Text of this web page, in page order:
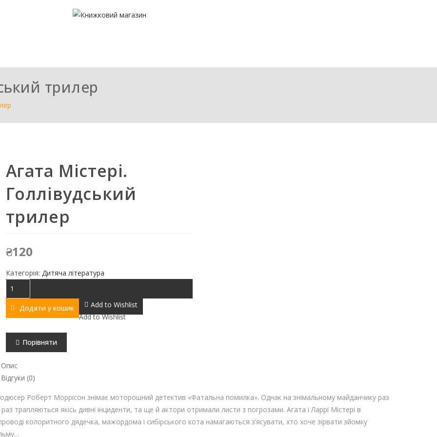
трилер
Агата Містері.
Голлівудський
трилер
₴120
Категорія: Дитяча література
Агата
Містері.
Голлівудський
трилер
кількість
Додати у кошик
Add to Wishlist
Add to Wishlist
Порівняти
Опис
Відгуки (0)
Роберт Моррісон знімає моторошний детектив «Фатальна помилка». Однак на знімальному майданчику раз
трапляються якісь дивні інциденти, та ще й актори отримали листи з погрозами. Агата і Ларрі Містері в
колоритного дядечка, мажордома і сибірського кота намагаються з’ясувати, хто хоче зірвати зйомку